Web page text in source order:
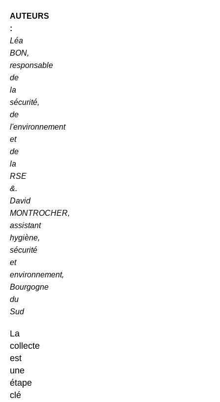
AUTEURS
:
Léa
BON,
responsable
de
la
sécurité,
de
l'environnement
et
de
la
RSE
&.
David
MONTROCHER,
assistant
hygiène,
sécurité
et
environnement,
Bourgogne
du
Sud
La
collecte
est
une
étape
clé